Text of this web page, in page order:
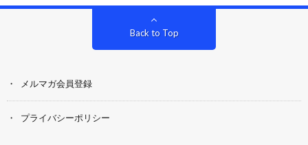
Back to Top
メルマガ会員登録
プライバシーポリシー